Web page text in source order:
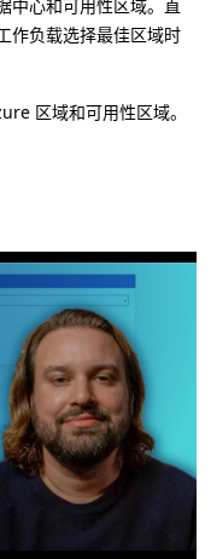
中心和可用性区域。直
作负载选择最佳区域时
区域和可用性区域。